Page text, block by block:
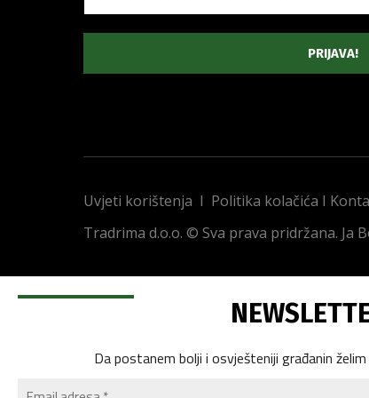
Uvjeti korištenja I Politika kolačića I
Tradrima d.o.o. © Sva prava pridržana. Ja
Da postanem bolji i osvješteniji građanin